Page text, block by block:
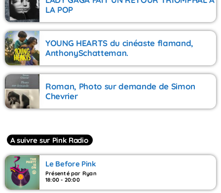
LA POP
YOUNG HEARTS du cinéaste flamand,
AnthonySchatteman.
Roman, Photo sur demande de Simon
Chevrier
A suivre sur Pink Radio
Le Before Pink
Présenté par Ryan
18:00 - 20:00